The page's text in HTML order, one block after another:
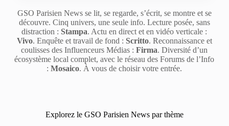
GSO Parisien News se lit, se regarde, s’écrit, se montre et se
découvre. Cinq univers, une seule info. Lecture posée, sans
distraction : Stampa. Actu en direct et en vidéo verticale :
Vivo. Enquête et travail de fond : Scritto. Reconnaissance et
coulisses des Influenceurs Médias :Firma. Diversité d’un
écosystème local complet, avec le réseau des Forums de l’Info
:Mosaico. À vous de choisir votre entrée.
Explorez le GSO Parisien News par thème